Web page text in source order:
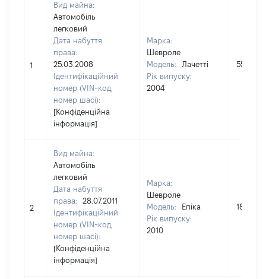
1
Вид майна:
Автомобіль
легковий
Дата набуття
права:
25.03.2008
Ідентифікаційний
номер (VIN-код,
номер шасі):
[Конфіденційна
інформація]
Марка:
Шевроле
Модель:
Лачетті
Рік випуску:
2004
55000
2
Вид майна:
Автомобіль
легковий
Дата набуття
права:
28.07.2011
Ідентифікаційний
номер (VIN-код,
номер шасі):
[Конфіденційна
інформація]
Марка:
Шевроле
Модель:
Епіка
Рік випуску:
2010
181920